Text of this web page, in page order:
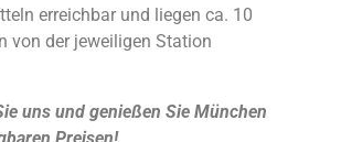
erreichbar und liegen ca. 10
von der jeweiligen Station
uns und genießen Sie München